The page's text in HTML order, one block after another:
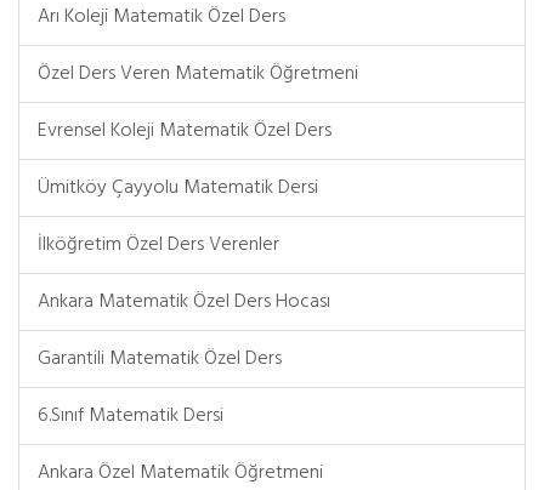
Arı Koleji Matematik Özel Ders
Özel Ders Veren Matematik Öğretmeni
Evrensel Koleji Matematik Özel Ders
Ümitköy Çayyolu Matematik Dersi
İlköğretim Özel Ders Verenler
Ankara Matematik Özel Ders Hocası
Garantili Matematik Özel Ders
6.Sınıf Matematik Dersi
Ankara Özel Matematik Öğretmeni